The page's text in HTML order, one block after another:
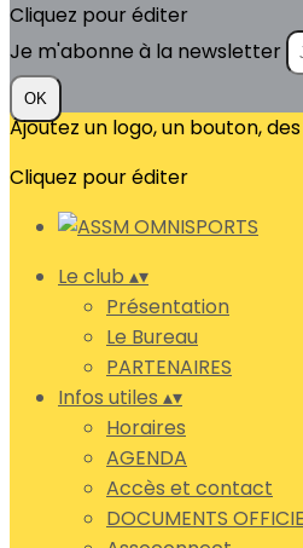
Cliquez pour éditer
Je m'abonne à la newsletter
OK
Ajoutez un logo, un bouton,
Cliquez pour éditer
Le club ▴▾
Présentation
Le Bureau
PARTENAIRES
Infos utiles ▴▾
Horaires
AGENDA
Accès et contact
DOCUMENTS